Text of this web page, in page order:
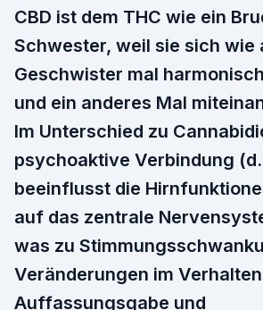
CBD ist dem THC wie ein
Schwester, weil sie sich wie
Geschwister mal
und ein anderes Mal
Im Unterschied zu
psychoaktive Verbindung
beeinflusst die
auf das zentrale
was zu
Veränderungen im
Auffassungsgabe und